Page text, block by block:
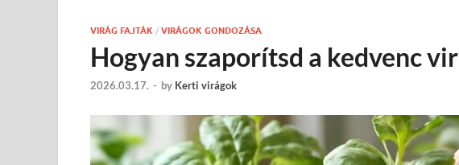
VIRÁG FAJTÁK / VIRÁGOK GONDOZÁSA
Hogyan szaporítsd a kedvenc
2026.03.17. - by Kerti virágok